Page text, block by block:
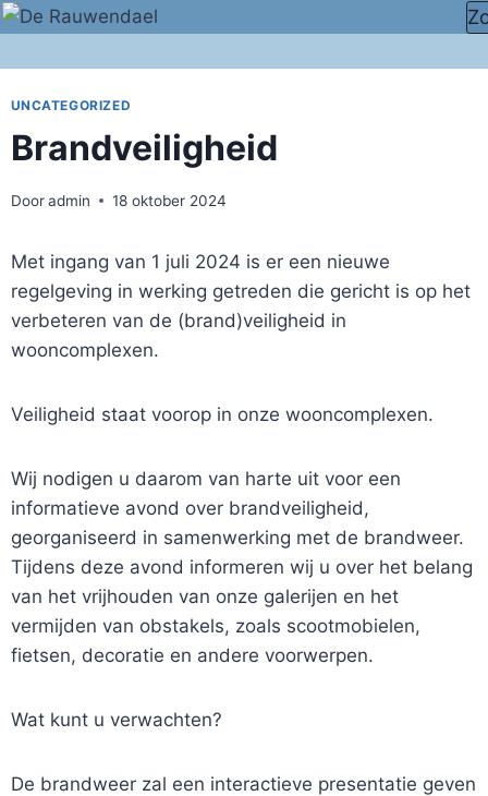
Doorgaan
inhoud
UNCATEGORIZED
Brandveiligheid
Door admin 18 oktober 2024
Met ingang van 1 juli 2024 is er een nieuwe
regelgeving in werking getreden die gericht is op het
verbeteren van de (brand)veiligheid in
wooncomplexen.
Veiligheid staat voorop in onze wooncomplexen.
Wij nodigen u daarom van harte uit voor een
informatieve avond over brandveiligheid,
georganiseerd in samenwerking met de brandweer.
Tijdens deze avond informeren wij u over het belang
van het vrijhouden van onze galerijen en het
vermijden van obstakels, zoals scootmobielen,
fietsen, decoratie en andere voorwerpen.
Wat kunt u verwachten?
De brandweer zal een interactieve presentatie geven